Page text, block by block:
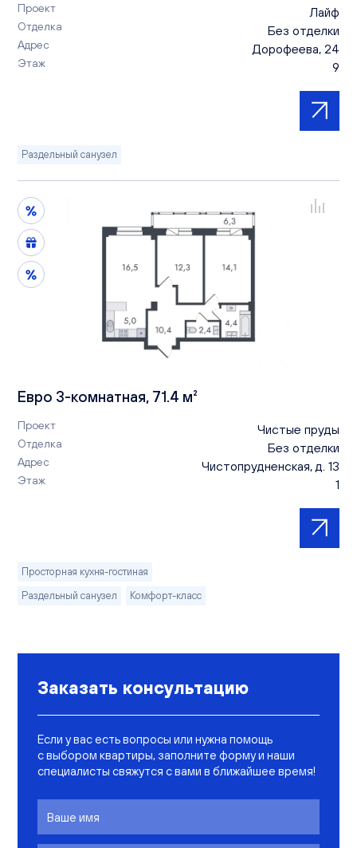
Проект Лайф
Отделка Без отделки
Адрес Дорофеева, 24
Этаж 9
Раздельный санузел
Евро 3-комнатная, 71.4 м²
Проект Чистые пруды
Отделка Без отделки
Адрес Чистопрудненская, д. 13
Этаж 1
Просторная кухня-гостиная
Раздельный санузел
Комфорт-класс
Заказать консультацию
Если у вас есть вопросы или нужна помощь
с выбором квартиры, заполните форму и наши
специалисты свяжутся с вами в ближайшее время!